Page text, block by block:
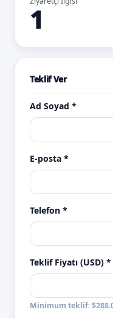
1
Teklif Ver
Ad Soyad *
E-posta *
Telefon *
Teklif Fiyatı (USD) *
Minimum teklif: